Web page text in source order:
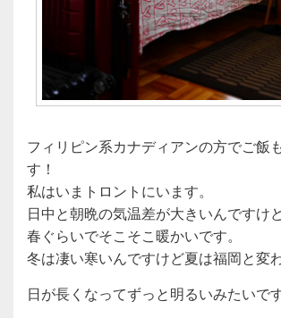
フィリピン系カナディアンの方でご飯
す！
私はいまトロントにいます。
日中と朝晩の気温差が大きいんですけ
春ぐらいでそこそこ暖かいです。
冬は凄い寒いんですけど夏は福岡と変
日が長くなってずっと明るいみたいで